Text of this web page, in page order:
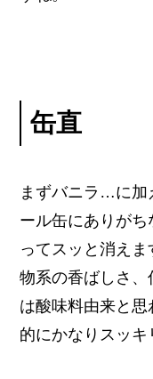
缶直
まずバニラ…に加
ール缶にありが
ってスッと消え
物系の香ばしさ
は酸味料由来と
的にかなりスッキ